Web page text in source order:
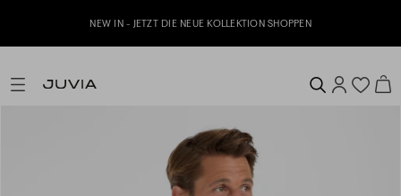
NEW IN - JETZT DIE NEUE KOLLEKTION SHOPPEN